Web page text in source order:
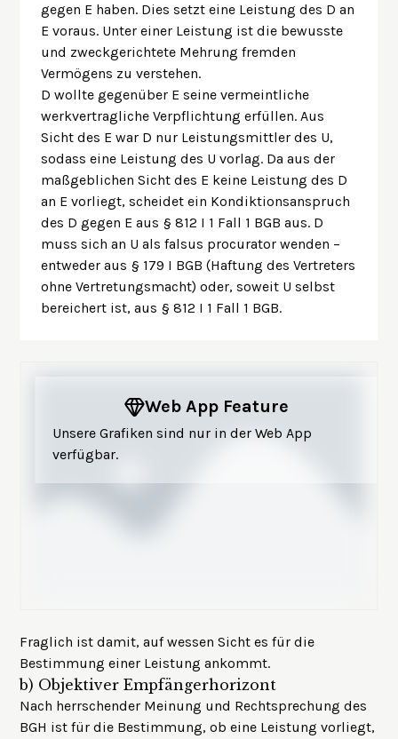
gegen E haben. Dies setzt eine Leistung des D an
E voraus. Unter einer Leistung ist die bewusste
und zweckgerichtete Mehrung fremden
Vermögens zu verstehen.
D wollte gegenüber E seine vermeintliche
werkvertragliche Verpflichtung erfüllen. Aus
Sicht des E war D nur Leistungsmittler des U,
sodass eine Leistung des U vorlag. Da aus der
maßgeblichen Sicht des E keine Leistung des D
an E vorliegt, scheidet ein Kondiktionsanspruch
des D gegen E aus § 812 I 1 Fall 1 BGB aus. D
muss sich an U als falsus procurator wenden –
entweder aus § 179 I BGB (Haftung des Vertreters
ohne Vertretungsmacht) oder, soweit U selbst
bereichert ist, aus § 812 I 1 Fall 1 BGB.
Web App Feature
Unsere Grafiken sind nur in der Web App
verfügbar.
Fraglich ist damit, auf wessen Sicht es für die
Bestimmung einer Leistung ankommt.
b) Objektiver Empfängerhorizont
Nach herrschender Meinung und Rechtsprechung des
BGH ist für die Bestimmung, ob eine Leistung vorliegt,